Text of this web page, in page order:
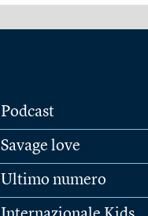
Podcast
Savage love
Ultimo numero